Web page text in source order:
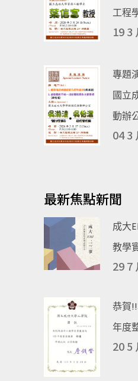
工程
19 3
專題
國立
動辦
04 3
最新焦點新聞
成大
教學
29 7
恭賀
年度
20 5